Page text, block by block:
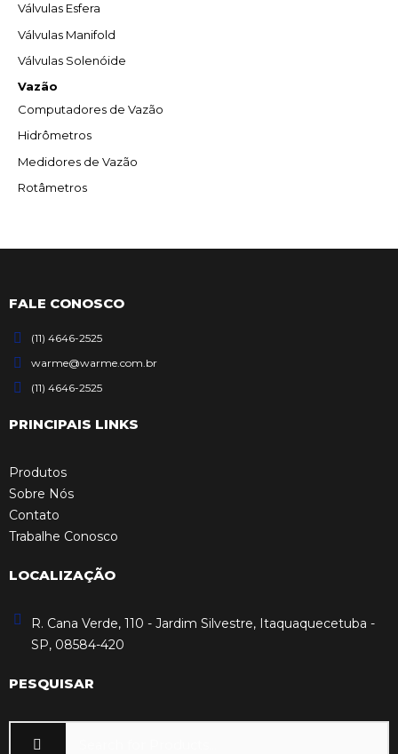
Válvulas Esfera
Válvulas Manifold
Válvulas Solenóide
Vazão
Computadores de Vazão
Hidrômetros
Medidores de Vazão
Rotâmetros
FALE CONOSCO
(11) 4646-2525
warme@warme.com.br
(11) 4646-2525
PRINCIPAIS LINKS
Produtos
Sobre Nós
Contato
Trabalhe Conosco
LOCALIZAÇÃO
R. Cana Verde, 110 - Jardim Silvestre, Itaquaquecetuba -
SP, 08584-420
PESQUISAR